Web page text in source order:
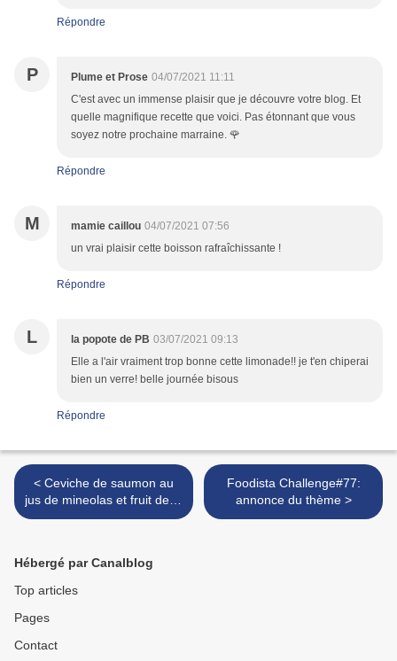
Répondre
P Plume et Prose 04/07/2021 11:11
C'est avec un immense plaisir que je découvre votre blog. Et
quelle magnifique recette que voici. Pas étonnant que vous
soyez notre prochaine marraine. 🌹
Répondre
M mamie caillou 04/07/2021 07:56
un vrai plaisir cette boisson rafraîchissante !
Répondre
L la popote de PB 03/07/2021 09:13
Elle a l'air vraiment trop bonne cette limonade!! je t'en chiperai
bien un verre! belle journée bisous
Répondre
< Ceviche de saumon au
jus de mineolas et fruit de la
passion
Foodista Challenge#77:
annonce du thème >
Hébergé par Canalblog
Top articles
Pages
Contact